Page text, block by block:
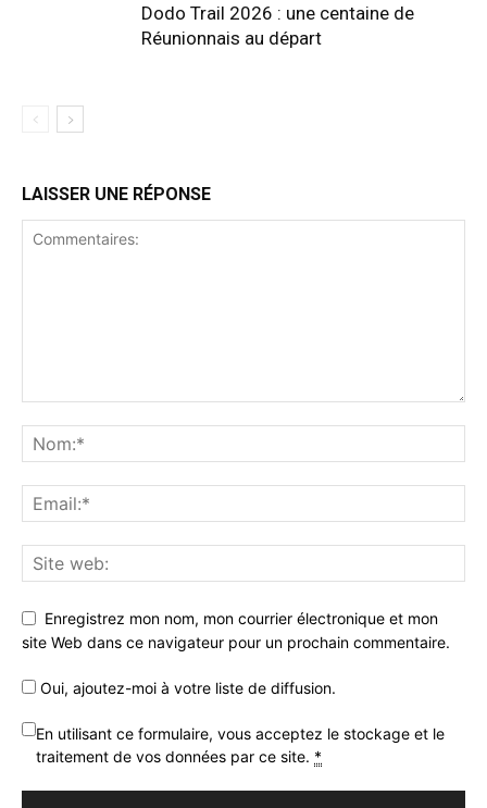
Dodo Trail 2026 : une centaine de
Réunionnais au départ
LAISSER UNE RÉPONSE
Enregistrez mon nom, mon courrier électronique et mon
site Web dans ce navigateur pour un prochain commentaire.
Oui, ajoutez-moi à votre liste de diffusion.
En utilisant ce formulaire, vous acceptez le stockage et le
traitement de vos données par ce site. *